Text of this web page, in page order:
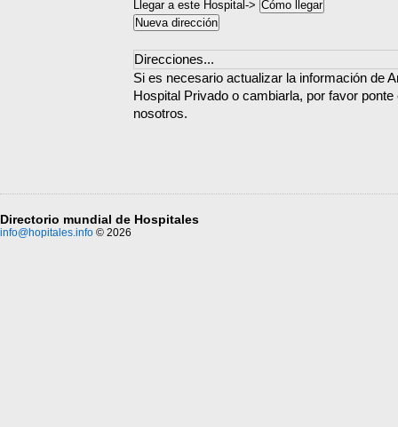
Llegar a este Hospital->
Direcciones...
Si es necesario actualizar la información de
Hospital Privado o cambiarla, por favor
nosotros.
Directorio mundial de Hospitales
info@hopitales.info © 2026